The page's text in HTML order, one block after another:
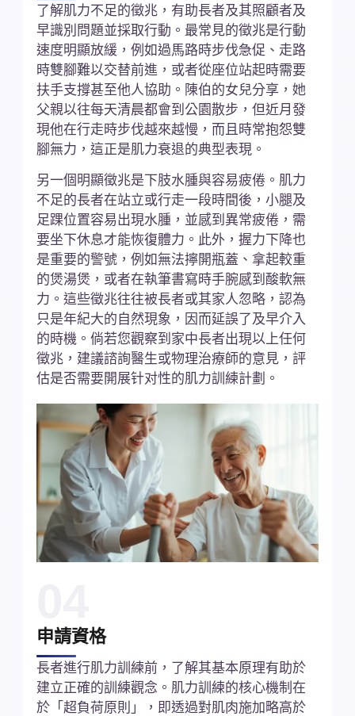
了解肌力不足的徵兆，有助長者及其照顧者及
早識別問題並採取行動。最常見的徵兆是行動
速度明顯放緩，例如過馬路時步伐急促、走路
時雙腳難以交替前進，或者從座位站起時需要
扶手支撐甚至他人協助。陳伯的女兒分享，她
父親以往每天清晨都會到公園散步，但近月發
現他在行走時步伐越來越慢，而且時常抱怨雙
腳無力，這正是肌力衰退的典型表現。
另一個明顯徵兆是下肢水腫與容易疲倦。肌力
不足的長者在站立或行走一段時間後，小腿及
足踝位置容易出現水腫，並感到異常疲倦，需
要坐下休息才能恢復體力。此外，握力下降也
是重要的警號，例如無法擰開瓶蓋、拿起較重
的煲湯煲，或者在執筆書寫時手腕感到酸軟無
力。這些徵兆往往被長者或其家人忽略，認為
只是年紀大的自然現象，因而延誤了及早介入
的時機。倘若您觀察到家中長者出現以上任何
徵兆，建議諮詢醫生或物理治療師的意見，評
估是否需要開展针对性的肌力訓練計劃。
申請資格
長者進行肌力訓練前，了解其基本原理有助於
建立正確的訓練觀念。肌力訓練的核心機制在
於「超負荷原則」，即透過對肌肉施加略高於